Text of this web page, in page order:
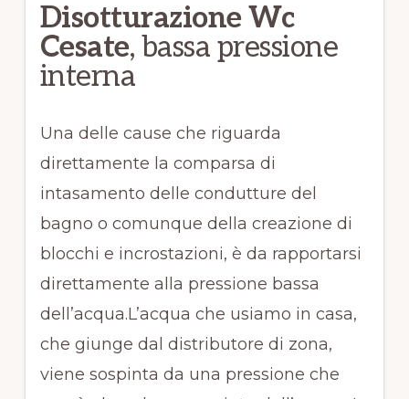
Disotturazione Wc
Cesate, bassa pressione
interna
Una delle cause che riguarda
direttamente la comparsa di
intasamento delle condutture del
bagno o comunque della creazione di
blocchi e incrostazioni, è da rapportarsi
direttamente alla pressione bassa
dell’acqua.L’acqua che usiamo in casa,
che giunge dal distributore di zona,
viene sospinta da una pressione che